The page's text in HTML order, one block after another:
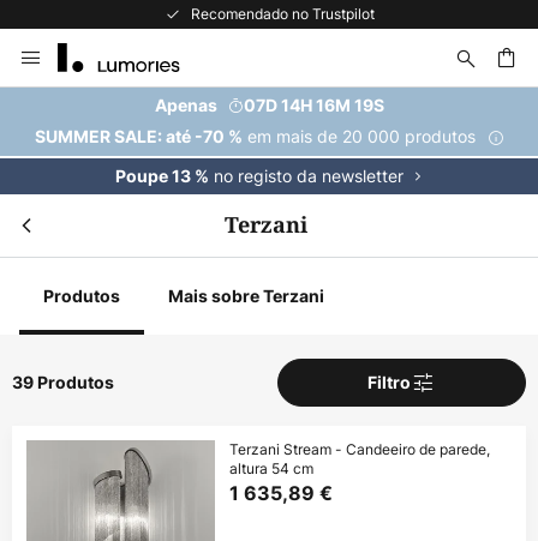
Recomendado no Trustpilot
para
Conteúdo
Apenas
07D 14H 16M 18S
SUMMER SALE: até -70 % em mais de 20 000 produtos
Poupe 13 % no registo da newsletter
Terzani
Produtos Mais sobre Terzani
39 Produtos Filtro
Terzani Stream - Candeeiro de parede,
altura 54 cm
1 635,89 €